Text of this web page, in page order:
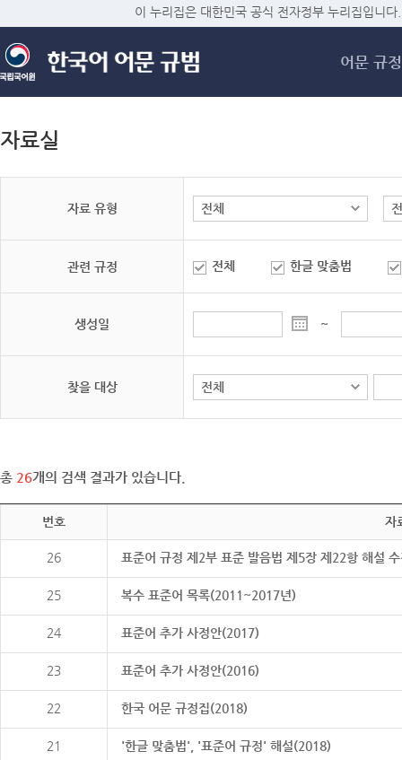
메
이 누리집은 대한민국 공식 전자정부 누리집입니다.
어문 규정
자료실
자료 유형
관련 규정 전체 한글 맞춤법
생성일 ~
찾을 대상
총 26개의 검색 결과가 있습니다.
번호 자
26 표준어 규정 제2부 표준 발음법 제5장 제22항 해설
25 복수 표준어 목록(2011~2017년)
24 표준어 추가 사정안(2017)
23 표준어 추가 사정안(2016)
22 한국 어문 규정집(2018)
21 '한글 맞춤법', '표준어 규정' 해설(2018)